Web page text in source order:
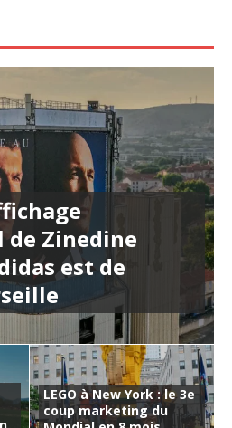
Zinedine
est de
LEGO à New York : le 3e
coup marketing du